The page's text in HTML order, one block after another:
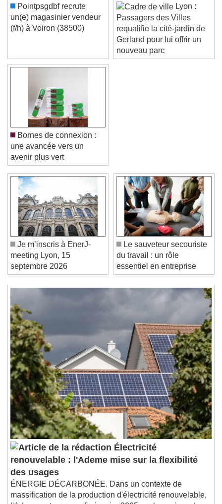
Video Player is loading.
Play Video
Play
Skip Backward
Skip Forward
Unmute
Current Time0:00
/
Duration-:-
Loaded:0%
Stream TypeLIVE
1x
Playback Rate
Chapters
Chapters
Descriptions
descriptions off, selected
Subtitles
subtitles settings
, opens subtitles
settings dialog
subtitles off, selected
Audio Track
Picture-in-Picture
This is a modal window.
Beginning of dialog window. Escape will cancel
Pointpsgdbf recrute
un(e) magasinier vendeur
Lyon :
Passagers des Villes
requalifie la cité-jardin de
Gerland pour lui offrir un
nouveau parc
Bornes de connexion :
une avancée vers un
avenir plus vert
Je m’inscris à EnerJ-
meeting Lyon, 15
septembre 2026
Le sauveteur secouriste
du travail : un rôle
essentiel en entreprise
Électricité
renouvelable : l'Ademe mise sur la flexibilité
des usages
ÉNERGIE DÉCARBONÉE. Dans un contexte de